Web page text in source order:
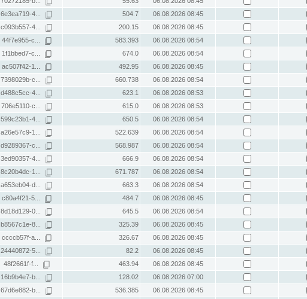
6e3ea719-4... 504.7
06.08.2026 08:45
c093b557-4... 200.15
06.08.2026 08:45
44f7e955-c... 583.393
06.08.2026 08:54
1f1bbed7-c... 674.0
06.08.2026 08:54
ac507f42-1... 492.95
06.08.2026 08:45
7398029b-c... 660.738
06.08.2026 08:54
d488c5cc-4... 623.1
06.08.2026 08:53
706e5110-c... 615.0
06.08.2026 08:53
599c23b1-4... 650.5
06.08.2026 08:54
a26e57c9-1... 522.639
06.08.2026 08:54
d9289367-c... 568.987
06.08.2026 08:54
3ed90357-4... 666.9
06.08.2026 08:54
8c20b4dc-1... 671.787
06.08.2026 08:54
a653eb04-d... 663.3
06.08.2026 08:54
c80a4f21-5... 484.7
06.08.2026 08:45
8d18d129-0... 645.5
06.08.2026 08:54
b8567c1e-8... 325.39
06.08.2026 08:45
ccccb57f-a... 326.67
06.08.2026 08:45
24440872-5... 82.2
06.08.2026 08:45
48f2661f-f... 463.94
06.08.2026 08:45
16b9b4e7-b... 128.02
06.08.2026 07:00
67d6e882-b... 536.385
06.08.2026 08:45